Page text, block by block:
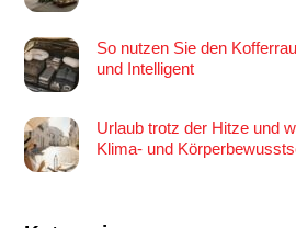
So nutzen Sie den
und Intelligent
Urlaub trotz der Hitze und
Klima- und